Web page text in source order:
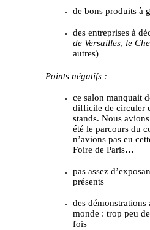
de bons produits à
des entreprises à
de Versailles, le
autres)
Points négatifs :
ce salon manquait
difficile de circuler
stands. Nous
été le parcours du
n’avions pas eu
Foire de Paris…
pas assez
présents
des démonstrations
monde : trop peu
fois